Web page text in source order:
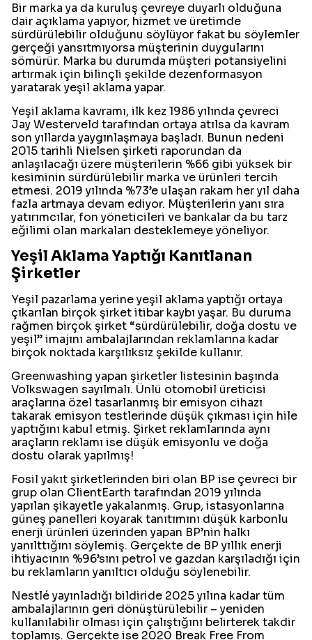
Bir marka ya da kuruluş çevreye duyarlı olduğuna
dair açıklama yapıyor, hizmet ve üretimde
sürdürülebilir olduğunu söylüyor fakat bu söylemler
gerçeği yansıtmıyorsa müşterinin duygularını
sömürür. Marka bu durumda müşteri potansiyelini
artırmak için bilinçli şekilde dezenformasyon
yaratarak yeşil aklama yapar.
Yeşil aklama kavramı, ilk kez 1986 yılında çevreci
Jay Westerveld tarafından ortaya atılsa da kavram
son yıllarda yaygınlaşmaya başladı. Bunun nedeni
2015 tarihli Nielsen şirketi raporundan da
anlaşılacağı üzere müşterilerin %66 gibi yüksek bir
kesiminin sürdürülebilir marka ve ürünleri tercih
etmesi. 2019 yılında %73’e ulaşan rakam her yıl daha
fazla artmaya devam ediyor. Müşterilerin yanı sıra
yatırımcılar, fon yöneticileri ve bankalar da bu tarz
eğilimi olan markaları desteklemeye yöneliyor.
Yeşil Aklama Yaptığı Kanıtlanan
Şirketler
Yeşil pazarlama yerine yeşil aklama yaptığı ortaya
çıkarılan birçok şirket itibar kaybı yaşar. Bu duruma
rağmen birçok şirket “sürdürülebilir, doğa dostu ve
yeşil” imajını ambalajlarından reklamlarına kadar
birçok noktada karşılıksız şekilde kullanır.
Greenwashing yapan şirketler listesinin başında
Volkswagen sayılmalı. Ünlü otomobil üreticisi
araçlarına özel tasarlanmış bir emisyon cihazı
takarak emisyon testlerinde düşük çıkması için hile
yaptığını kabul etmiş. Şirket reklamlarında aynı
araçların reklamı ise düşük emisyonlu ve doğa
dostu olarak yapılmış!
Fosil yakıt şirketlerinden biri olan BP ise çevreci bir
grup olan ClientEarth tarafından 2019 yılında
yapılan şikayetle yakalanmış. Grup, istasyonlarına
güneş panelleri koyarak tanıtımını düşük karbonlu
enerji ürünleri üzerinden yapan BP’nin halkı
yanılttığını söylemiş. Gerçekte de BP yıllık enerji
ihtiyacının %96’sını petrol ve gazdan karşıladığı için
bu reklamların yanıltıcı olduğu söylenebilir.
Nestlé yayınladığı bildiride 2025 yılına kadar tüm
ambalajlarının geri dönüştürülebilir – yeniden
kullanılabilir olması için çalıştığını belirterek takdir
toplamış. Gerçekte ise 2020 Break Free From